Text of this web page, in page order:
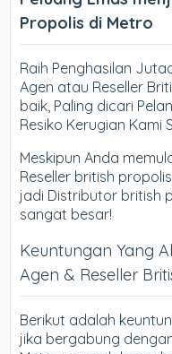
Propolis di Metro
Raih Penghasilan
Agen atau Reseller
baik, Paling dicari
Resiko Kerugian Kami
Meskipun Anda
Reseller british
jadi Distributor british
sangat besar!
Keuntungan Yang
Agen & Reseller
Berikut adalah
jika bergabung